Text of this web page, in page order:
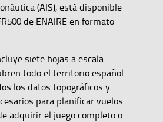
(AIS), está disponible
de ENAIRE en formato
siete hojas a escala
todo el territorio español
los datos topográficos y
para planificar vuelos
adquirir el juego completo o